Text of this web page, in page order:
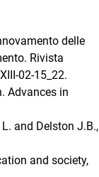
delle
Rivista
02-15_22.
Advances in
and Delston J.B.,
and society,